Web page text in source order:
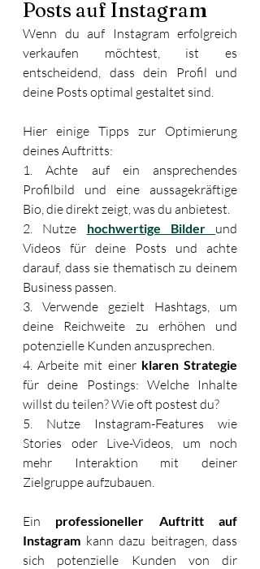
Posts auf Instagram
Wenn du auf Instagram erfolgreich
verkaufen möchtest, ist es
entscheidend, dass dein Profil und
deine Posts optimal gestaltet sind.
Hier einige Tipps zur Optimierung
deines Auftritts:
1. Achte auf ein ansprechendes
Profilbild und eine aussagekräftige
Bio, die direkt zeigt, was du anbietest.
2. Nutze
hochwertige Bilder und
Videos für deine Posts und achte
darauf, dass sie thematisch zu deinem
Business passen.
3. Verwende gezielt Hashtags, um
deine Reichweite zu erhöhen und
potenzielle Kunden anzusprechen.
4. Arbeite mit einer klaren Strategie
für deine Postings: Welche Inhalte
willst du teilen? Wie oft postest du?
5. Nutze Instagram-Features wie
Stories oder Live-Videos, um noch
mehr Interaktion mit deiner
Zielgruppe aufzubauen.
Ein professioneller Auftritt auf
Instagram kann dazu beitragen, dass
sich potenzielle Kunden von dir